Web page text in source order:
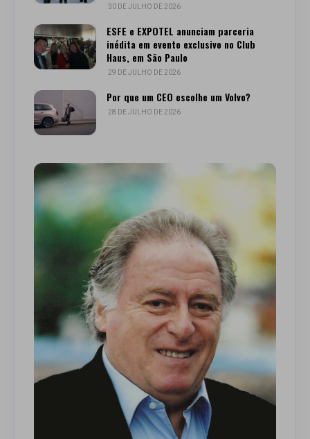
30 DE JULHO DE 2026
ESFE e EXPOTEL anunciam parceria
inédita em evento exclusivo no Club
Haus, em São Paulo
29 DE JULHO DE 2026
Por que um CEO escolhe um Volvo?
28 DE JULHO DE 2026